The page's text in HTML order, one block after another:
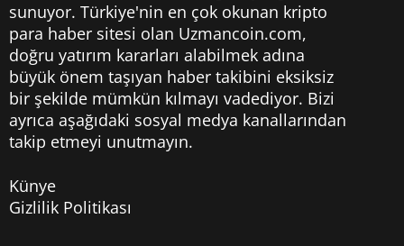
sunuyor. Türkiye'nin en çok okunan kripto
para haber sitesi olan Uzmancoin.com,
doğru yatırım kararları alabilmek adına
büyük önem taşıyan haber takibini eksiksiz
bir şekilde mümkün kılmayı vadediyor. Bizi
ayrıca aşağıdaki sosyal medya kanallarından
takip etmeyi unutmayın.
Künye
Gizlilik Politikası